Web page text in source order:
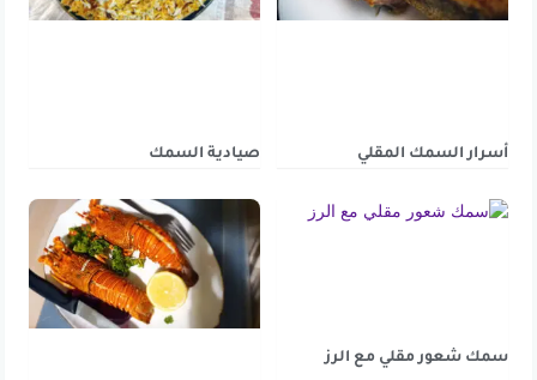
أسرار السمك المقلي صيادية السمك
سمك شعور مقلي مع الرز